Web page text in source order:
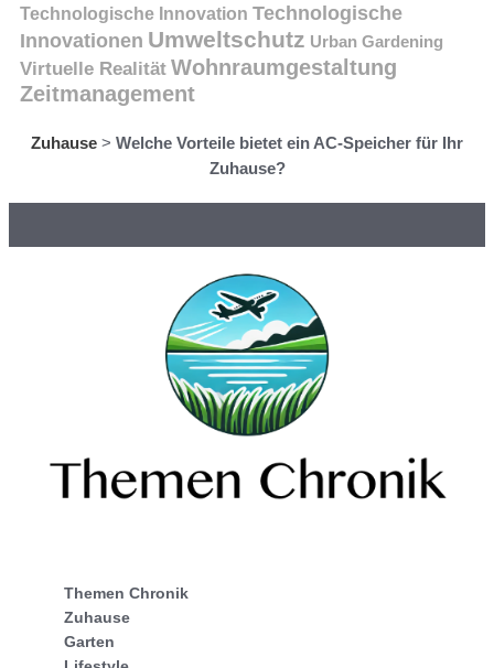
Technologische Innovation Technologische
Innovationen Umweltschutz Urban Gardening
Virtuelle Realität Wohnraumgestaltung
Zeitmanagement
Zuhause > Welche Vorteile bietet ein AC-Speicher für Ihr
Zuhause?
Themen Chronik
Zuhause
Garten